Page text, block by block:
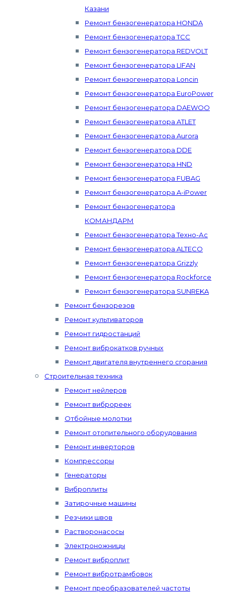
Казани
Ремонт бензогенератора HONDA
Ремонт бензогенератора ТСС
Ремонт бензогенератора REDVOLT
Ремонт бензогенератора LIFAN
Ремонт бензогенератора Loncin
Ремонт бензогенератора EuroPower
Ремонт бензогенератора DAEWOO
Ремонт бензогенератора ATLET
Ремонт бензогенератора Aurora
Ремонт бензогенератора DDE
Ремонт бензогенератора HND
Ремонт бензогенератора FUBAG
Ремонт бензогенератора A-iPower
Ремонт бензогенератора
КОМАНДАРМ
Ремонт бензогенератора Техно-Ас
Ремонт бензогенератора ALTECO
Ремонт бензогенератора Grizzly
Ремонт бензогенератора Rockforce
Ремонт бензогенератора SUNREKA
Ремонт бензорезов
Ремонт культиваторов
Ремонт гидростанций
Ремонт виброкатков ручных
Ремонт двигателя внутреннего сгорания
Строительная техника
Ремонт нейлеров
Ремонт виброреек
Отбойные молотки
Ремонт отопительного оборудования
Ремонт инверторов
Компрессоры
Генераторы
Виброплиты
Затирочные машины
Резчики швов
Растворонасосы
Электроножницы
Ремонт виброплит
Ремонт вибротрамбовок
Ремонт преобразователей частоты